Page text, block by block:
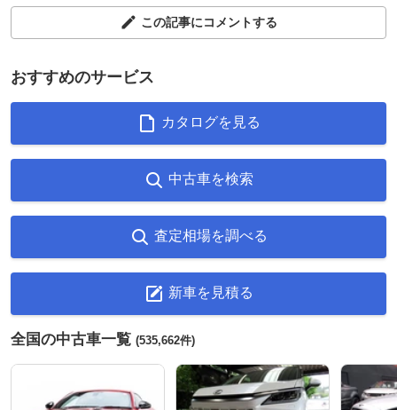
この記事にコメントする
おすすめのサービス
カタログを見る
中古車を検索
査定相場を調べる
新車を見積る
全国の中古車一覧 (535,662件)